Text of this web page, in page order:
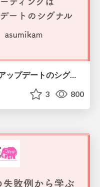
ときめかないミーティングはアップデートのシグナル #scrumosaka
3 800